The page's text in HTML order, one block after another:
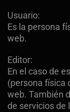
Usuario:
Es la persona
web.
Editor:
En el caso de
(persona física
web. También
de servicios de